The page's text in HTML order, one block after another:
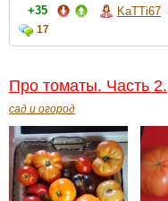
+35 KaTTi67
17
Про томаты. Часть 2.
сад и огород